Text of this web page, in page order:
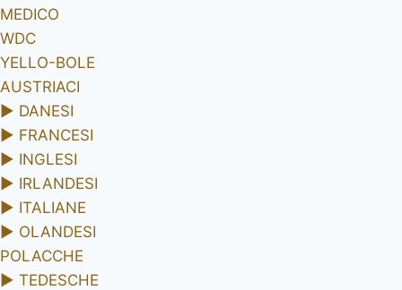
MEDICO
WDC
YELLO-BOLE
AUSTRIACI
► DANESI
► FRANCESI
► INGLESI
► IRLANDESI
► ITALIANE
► OLANDESI
POLACCHE
► TEDESCHE